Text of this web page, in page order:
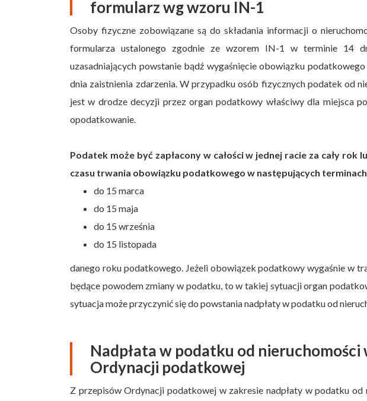
formularz wg wzoru IN-1
Osoby fizyczne zobowiązane są do składania informacji o
formularza ustalonego zgodnie ze wzorem IN-1 w terminie 14
uzasadniających powstanie bądź wygaśnięcie obowiązku
dnia zaistnienia zdarzenia. W przypadku osób fizycznych podatek od
jest w drodze decyzji przez organ podatkowy właściwy dla miejsca
opodatkowanie.
Podatek może być zapłacony w całości w jednej racie za cały
czasu trwania obowiązku podatkowego w następujących
do 15 marca
do 15 maja
do 15 września
do 15 listopada
danego roku podatkowego. Jeżeli obowiązek podatkowy wygaśnie w
będące powodem zmiany w podatku, to w takiej sytuacji organ
sytuacja może przyczynić się do powstania nadpłaty w podatku od
Nadpłata w podatku od
Ordynacji podatkowej
Z przepisów Ordynacji podatkowej w zakresie nadpłaty w podatku od